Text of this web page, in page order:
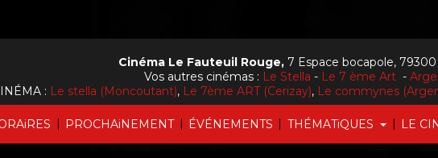
| PROCHAiNEMENT | ÉVÉNEMENTS | THÉMATiQUES | LE
Cinéma Le Fauteuil Rouge, 7 Espace bocapole,
Vos autres cinémas : Le Stella - Le 7 ème Art -
: Le stella (Moncoutant), Le 7ème ART (Cerizay), Le commynes